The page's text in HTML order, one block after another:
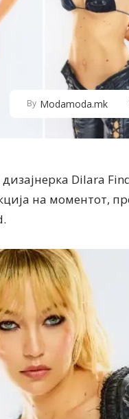
By Modamoda.mk
Dilara
на моментот,
Алшар –
30
Дваесет
Антовска